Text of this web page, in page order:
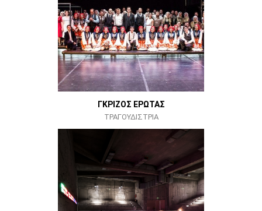
ΓΚΡΙΖΟΣ ΕΡΩΤΑΣ
ΤΡΑΓΟΥΔΙΣΤΡΙΑ